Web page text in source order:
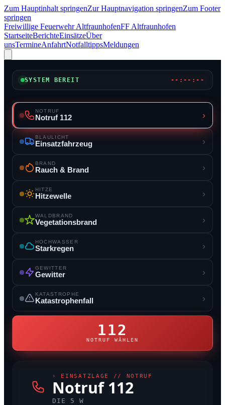
Zum Hauptinhalt springenZur Hauptnavigation springenZum Footer
springen
Freiwillige Feuerwehr AltfraunhofenFF Altfraunhofen
StartseiteBerichteEinsätzeÜber
unsTermineAnfahrtNotfalltippsMeldungen
SYSTEM BEREIT --:--:--
NOTRUF
Notruf 112 ›
BLAULICHT
Einsatzfahrzeug ›
BRAND
Rauch & Brand ›
HITZE
Hitzewelle ›
WALDBRAND
Vegetationsbrand ›
HOCHWASSER
Starkregen ›
GEWITTER
Gewitter ›
KATASTROPHE
Katastrophenfall ›
112
NOTRUF WÄHLEN
› EINSATZLAGE // NOTRUF
Notruf 112
DIE 5 W